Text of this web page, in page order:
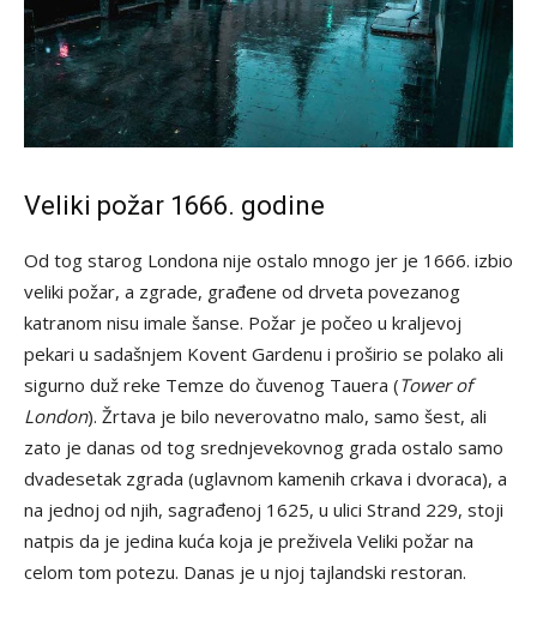
Veliki požar 1666. godine
Od tog starog Londona nije ostalo mnogo jer je 1666. izbio
veliki požar, a zgrade, građene od drveta povezanog
katranom nisu imale šanse. Požar je počeo u kraljevoj
pekari u sadašnjem Kovent Gardenu i proširio se polako ali
sigurno duž reke Temze do čuvenog Tauera (Tower of
London). Žrtava je bilo neverovatno malo, samo šest, ali
zato je danas od tog srednjevekovnog grada ostalo samo
dvadesetak zgrada (uglavnom kamenih crkava i dvoraca), a
na jednoj od njih, sagrađenoj 1625, u ulici Strand 229, stoji
natpis da je jedina kuća koja je preživela Veliki požar na
celom tom potezu. Danas je u njoj tajlandski restoran.